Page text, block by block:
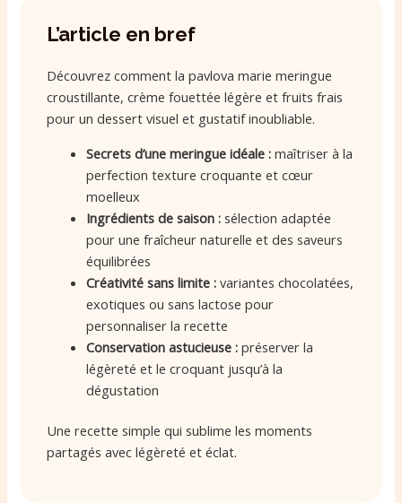
L’article en bref
Découvrez comment la pavlova marie meringue
croustillante, crème fouettée légère et fruits frais
pour un dessert visuel et gustatif inoubliable.
Secrets d’une meringue idéale : maîtriser à la
perfection texture croquante et cœur
moelleux
Ingrédients de saison : sélection adaptée
pour une fraîcheur naturelle et des saveurs
équilibrées
Créativité sans limite : variantes chocolatées,
exotiques ou sans lactose pour
personnaliser la recette
Conservation astucieuse : préserver la
légèreté et le croquant jusqu’à la
dégustation
Une recette simple qui sublime les moments
partagés avec légèreté et éclat.